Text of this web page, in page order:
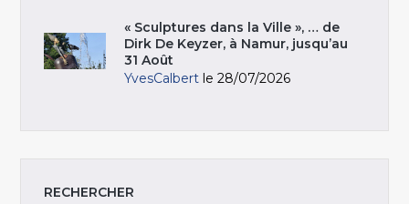
« Sculptures dans la Ville », … de
Dirk De Keyzer, à Namur, jusqu’au
31 Août
YvesCalbert le 28/07/2026
RECHERCHER